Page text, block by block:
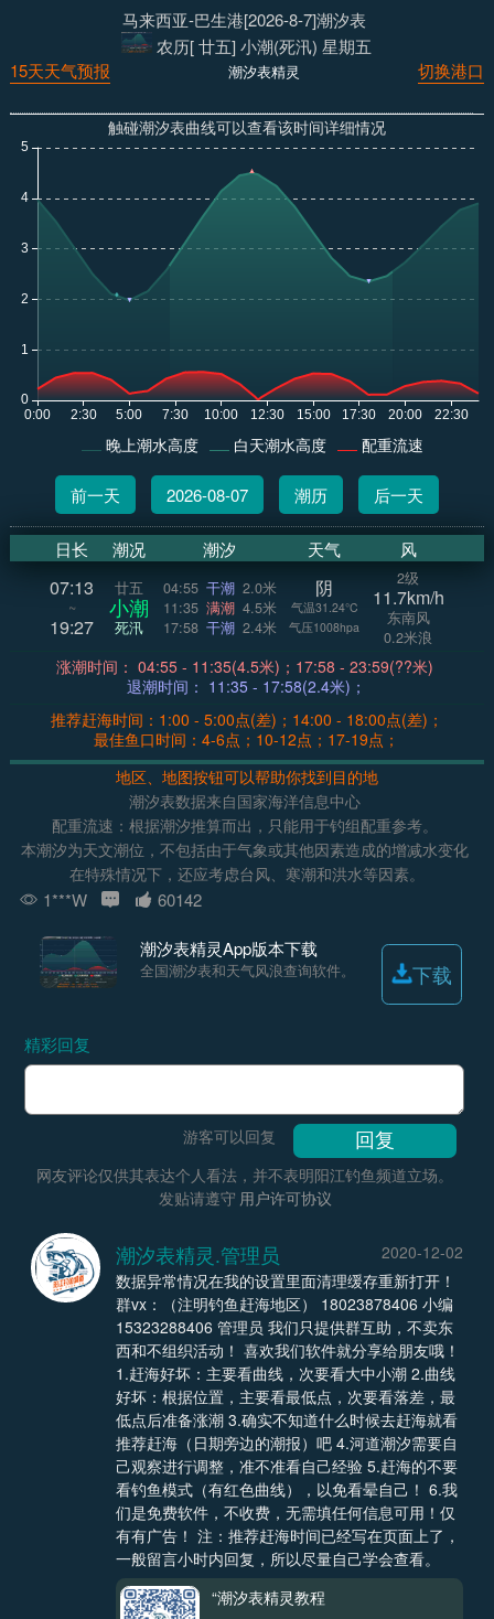
马来西亚-巴生港[2026-8-7]潮汐表
农历[ 廿五] 小潮(死汛) 星期五
切换港口
潮汐表精灵
15天天气预报
触碰潮汐表曲线可以查看该时间详细情况
晚上潮水高度 白天潮水高度 配重流速
前一天 2026-08-07 潮历 后一天
日长 潮况 潮汐 天气 风
07:13
~
19:27
廿五
小潮
死汛
04:55 干潮 2.0米
11:35 满潮 4.5米
17:58 干潮 2.4米
阴
气温31.24°C
气压1008hpa
2级
11.7km/h
东南风
0.2米浪
涨潮时间： 04:55 - 11:35(4.5米)；17:58 - 23:59(??米)
退潮时间： 11:35 - 17:58(2.4米)；
推荐赶海时间：1:00 - 5:00点(差)；14:00 - 18:00点(差)；
最佳鱼口时间：4-6点；10-12点；17-19点；
地区、地图按钮可以帮助你找到目的地
潮汐表数据来自国家海洋信息中心
配重流速：根据潮汐推算而出，只能用于钓组配重参考。
本潮汐为天文潮位，不包括由于气象或其他因素造成的增减水变化
在特殊情况下，还应考虑台风、寒潮和洪水等因素。
1***W 60142
潮汐表精灵App版本下载
全国潮汐表和天气风浪查询软件。 下载
精彩回复
游客可以回复
网友评论仅供其表达个人看法，并不表明阳江钓鱼频道立场。
发贴请遵守 用户许可协议
潮汐表精灵.管理员
2020-12-02
数据异常情况在我的设置里面清理缓存重新打开！
群vx：（注明钓鱼赶海地区） 18023878406 小编
15323288406 管理员 我们只提供群互助，不卖东
西和不组织活动！ 喜欢我们软件就分享给朋友哦！
1.赶海好坏：主要看曲线，次要看大中小潮 2.曲线
好坏：根据位置，主要看最低点，次要看落差，最
低点后准备涨潮 3.确实不知道什么时候去赶海就看
推荐赶海（日期旁边的潮报）吧 4.河道潮汐需要自
己观察进行调整，准不准看自己经验 5.赶海的不要
看钓鱼模式（有红色曲线），以免看晕自己！ 6.我
们是免费软件，不收费，无需填任何信息可用！仅
有有广告！ 注：推荐赶海时间已经写在页面上了，
一般留言小时内回复，所以尽量自己学会查看。
“潮汐表精灵教程